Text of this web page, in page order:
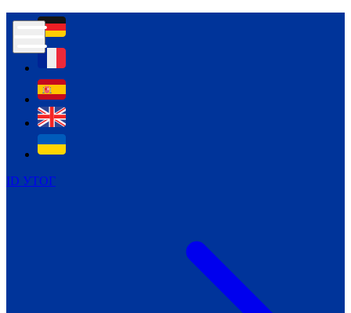
ID УТОГ
Контур психологічної безпеки глухих
Всеукраїнський пісенний
челендж «Україно, ти є!»
Молодіжний челендж «Жестова
мова для мене – це…»